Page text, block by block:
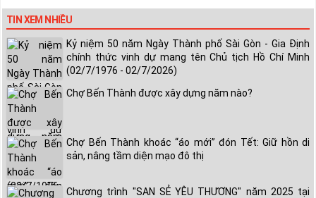
TIN XEM NHIỀU
Kỷ niệm 50 năm Ngày Thành phố Sài Gòn - Gia Định
chính thức vinh dự mang tên Chủ tịch Hồ Chí Minh
(02/7/1976 - 02/7/2026)
Chợ Bến Thành được xây dựng năm nào?
Chợ Bến Thành khoác “áo mới” đón Tết: Giữ hồn di
sản, nâng tầm diện mạo đô thị
Chương trình "SAN SẺ YÊU THƯƠNG" năm 2025 tại